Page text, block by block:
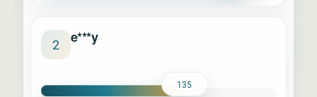
2 e***y
135